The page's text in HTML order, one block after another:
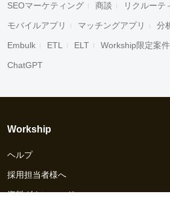
SEOマーケティング 商談 リクルーテ
モバイルアプリ マッチングアプリ 分
Embulk ETL ELT Workship限定案件
ChatGPT
Workship
ヘルプ
採用担当者様へ
資料ダウンロード